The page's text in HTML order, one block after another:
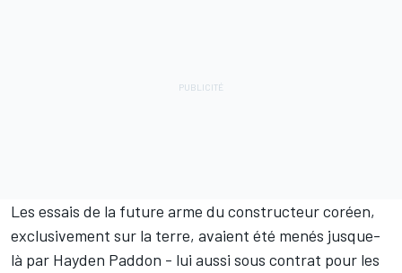
Les essais de la future arme du constructeur coréen,
exclusivement sur la terre, avaient été menés jusque-
là par Hayden Paddon - lui aussi sous contrat pour les